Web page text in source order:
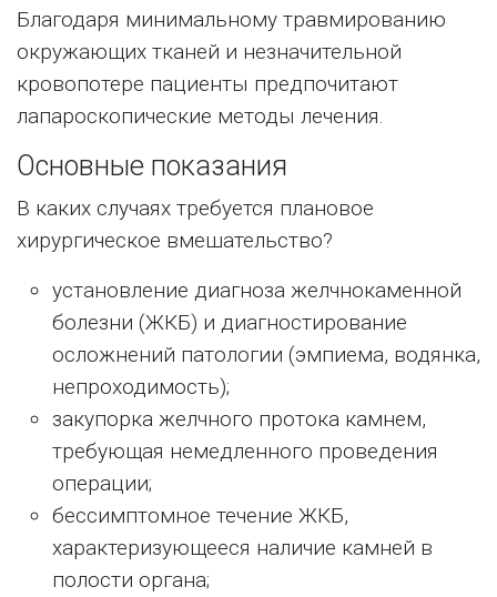
Благодаря минимальному травмированию
окружающих тканей и незначительной
кровопотере пациенты предпочитают
лапароскопические методы лечения.
Основные показания
В каких случаях требуется плановое
хирургическое вмешательство?
установление диагноза желчнокаменной
болезни (ЖКБ) и диагностирование
осложнений патологии (эмпиема, водянка,
непроходимость);
закупорка желчного протока камнем,
требующая немедленного проведения
операции;
бессимптомное течение ЖКБ,
характеризующееся наличие камней в
полости органа;